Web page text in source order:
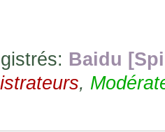
de cette Hondan ?
j'ai commandé
vraiment très
Baidu
,